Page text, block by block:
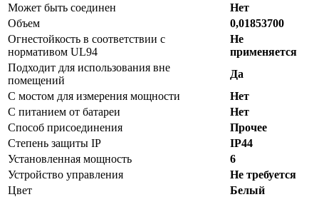
Может быть соединен
Нет
Объем
0,01853700
Огнестойкость в соответствии с
нормативом UL94
Не
применяется
Подходит для использования вне
помещений
Да
С мостом для измерения мощности
Нет
С питанием от батареи
Нет
Способ присоединения
Прочее
Степень защиты IP
IP44
Установленная мощность
6
Устройство управления
Не требуется
Цвет
Белый